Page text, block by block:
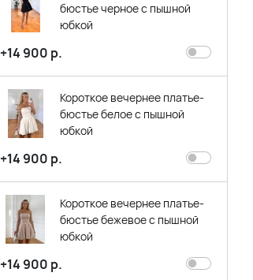
бюстье черное с пышной
юбкой
+14 900 р.
Короткое вечернее платье-
бюстье белое с пышной
юбкой
+14 900 р.
Короткое вечернее платье-
бюстье бежевое с пышной
юбкой
+14 900 р.